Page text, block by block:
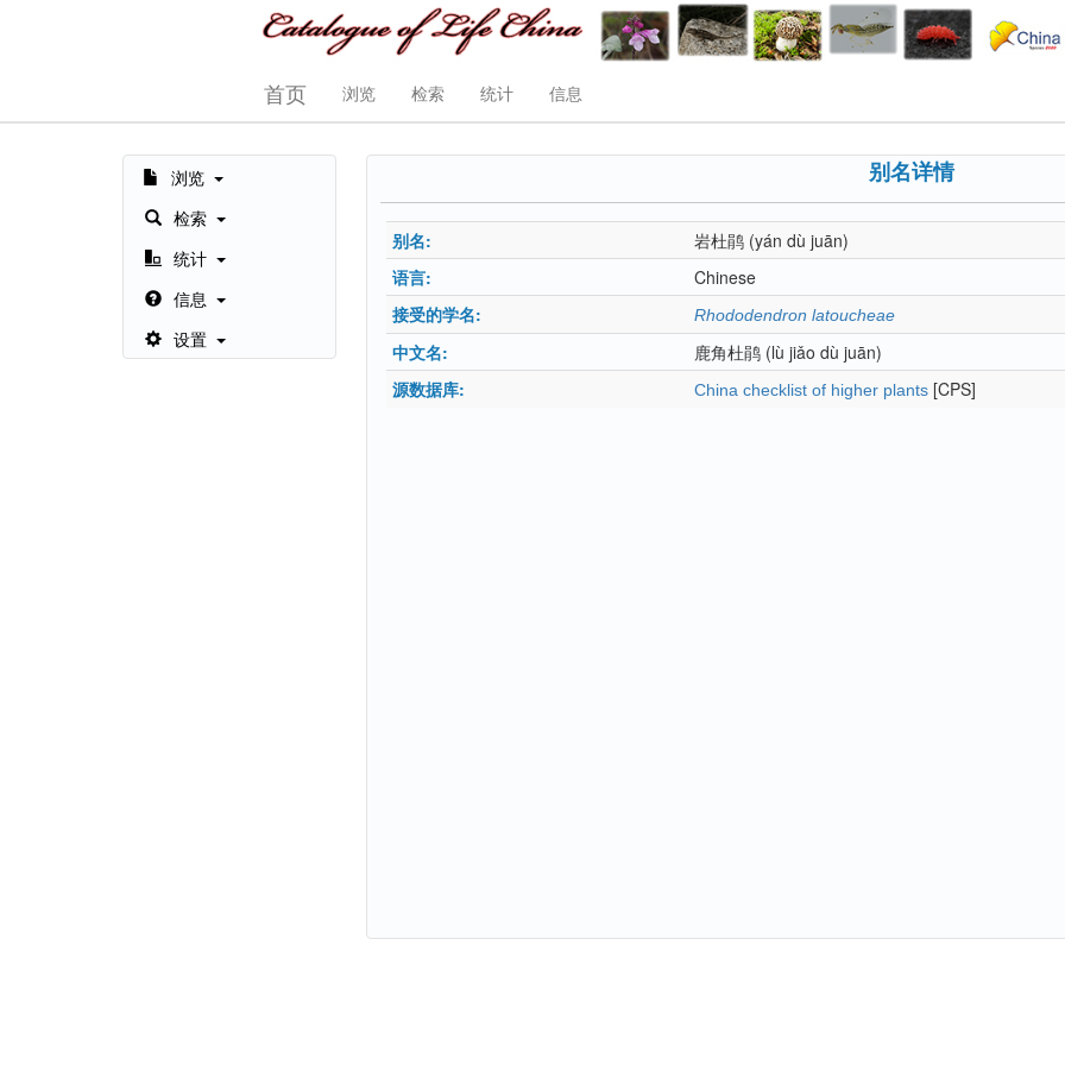
首页 浏览 检索 统计 信息
浏览
检索
统计
信息
设置
别名详情
别名: 岩杜鹃 (yán dù juān)
语言:
Chinese
接受的学名:
Rhododendron latoucheae
中文名: 鹿角杜鹃 (lù jiǎo dù juān)
源数据库:
China checklist of higher plants [CPS]